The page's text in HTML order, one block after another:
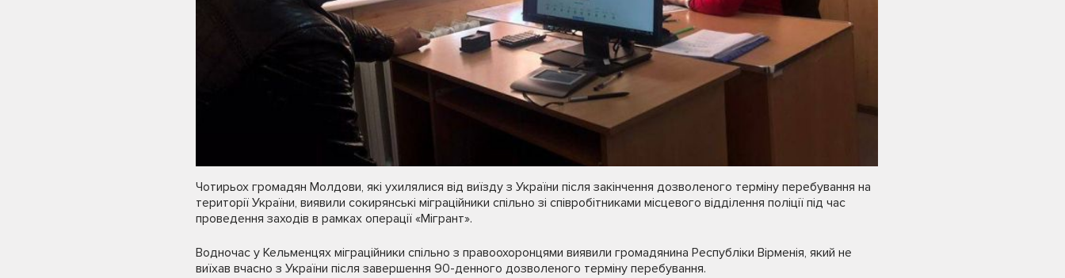
Чотирьох громадян Молдови, які ухилялися від виїзду з України після закінчення дозволеного терміну перебування на
території України, виявили сокирянські міграційники спільно зі співробітниками місцевого відділення поліції під час
проведення заходів в рамках операції «Мігрант».
Водночас у Кельменцях міграційники спільно з правоохоронцями виявили громадянина Республіки Вірменія, який не
виїхав вчасно з України після завершення 90-денного дозволеного терміну перебування.